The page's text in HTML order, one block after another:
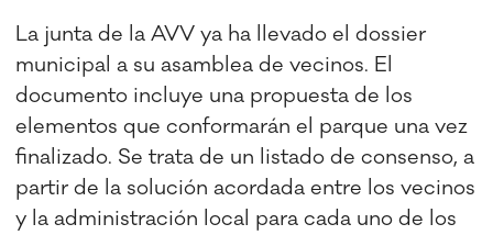
La junta de la AVV ya ha llevado el dossier
municipal a su asamblea de vecinos. El
documento incluye una propuesta de los
elementos que conformarán el parque una vez
finalizado. Se trata de un listado de consenso, a
partir de la solución acordada entre los vecinos
y la administración local para cada uno de los